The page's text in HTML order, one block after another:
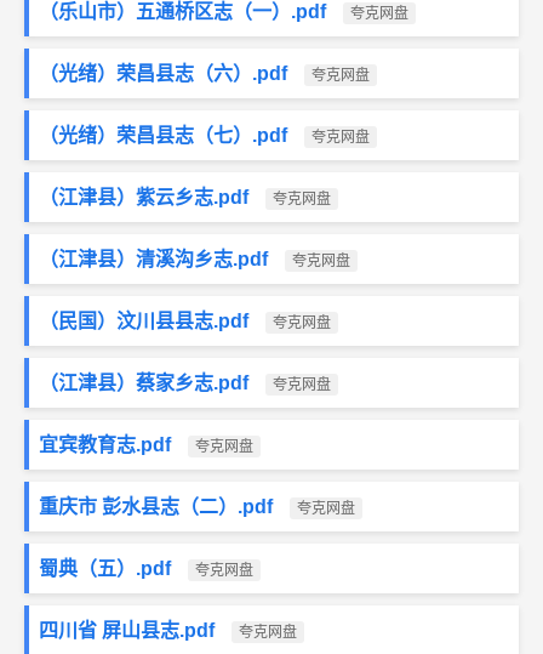
（乐山市）五通桥区志（一）.pdf 夸克网盘
（光绪）荣昌县志（六）.pdf 夸克网盘
（光绪）荣昌县志（七）.pdf 夸克网盘
（江津县）紫云乡志.pdf 夸克网盘
（江津县）清溪沟乡志.pdf 夸克网盘
（民国）汶川县县志.pdf 夸克网盘
（江津县）蔡家乡志.pdf 夸克网盘
宜宾教育志.pdf 夸克网盘
重庆市 彭水县志（二）.pdf 夸克网盘
蜀典（五）.pdf 夸克网盘
四川省 屏山县志.pdf 夸克网盘